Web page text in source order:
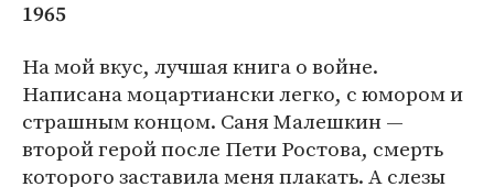
1965
На мой вкус, лучшая книга о войне.
Написана моцартиански легко, с юмором и
страшным концом. Саня Малешкин —
второй герой после Пети Ростова, смерть
которого заставила меня плакать. А слезы